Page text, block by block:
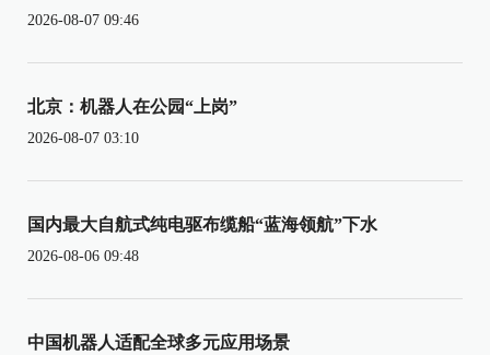
2026-08-07 09:46
北京：机器人在公园“上岗”
2026-08-07 03:10
国内最大自航式纯电驱布缆船“蓝海领航”下水
2026-08-06 09:48
中国机器人适配全球多元应用场景